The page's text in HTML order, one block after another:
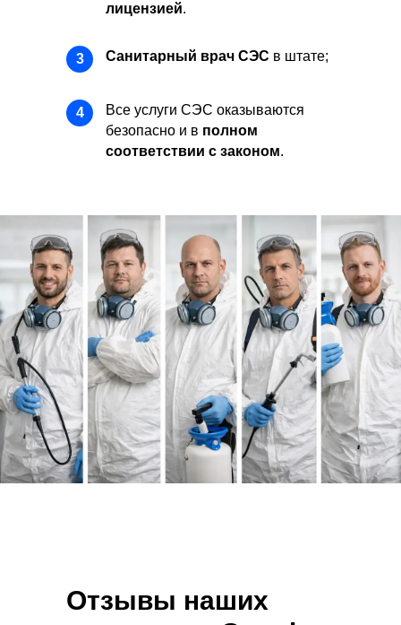
лицензией.
3 Санитарный врач СЭС в штате;
4
Все услуги СЭС оказываются
безопасно и в полном
соответствии с законом.
Отзывы наших